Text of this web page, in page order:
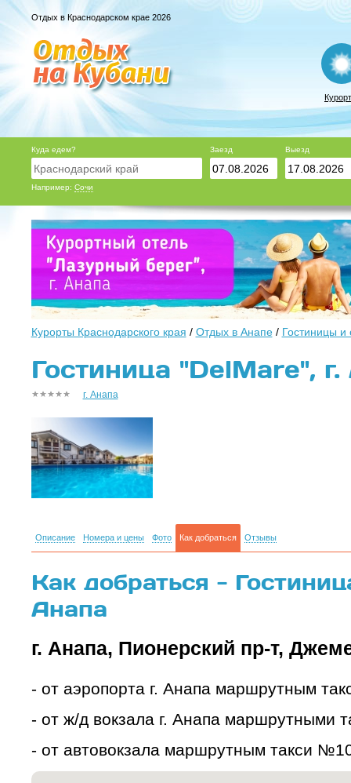
Отдых в Краснодарском крае 2026
Куда едем?
Например: Сочи
Заезд Выезд
Курорты Краснодарского края / Отдых в Анапе/ Гостиницы
Гостиница "DelMare",
г. Анапа
Описание Номера и цены Фото Как добраться Отзывы
Как добраться -
Анапа
г. Анапа, Пионерский пр-т,
- от аэропорта г. Анапа маршрутным
- от ж/д вокзала г. Анапа маршрутными
- от автовокзала маршрутным такси